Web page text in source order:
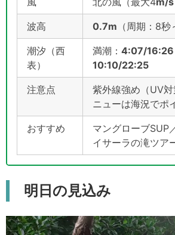
波高 0.7m （周期：8秒
潮汐（西
表）
満潮： 4:07/16:26
10:10/22:25
注意点
紫外線強め（UV
ニューは海況でポ
おすすめ
マングローブSUP
イサーラの滝ツア
明日の見込み